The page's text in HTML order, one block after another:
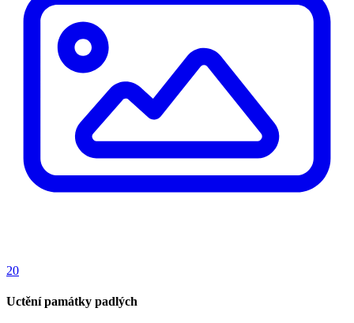
20
Uctění památky padlých